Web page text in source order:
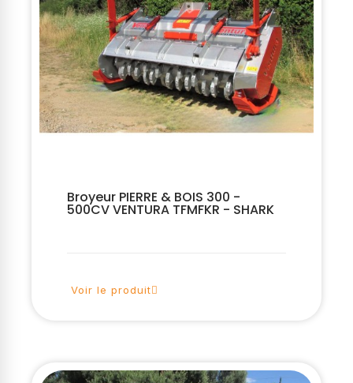
Broyeur PIERRE & BOIS 300 -
500CV VENTURA TFMFKR - SHARK
Voir le produit